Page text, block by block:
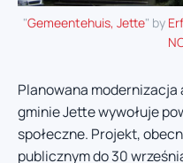
"Gemeentehuis, Jette" by
Planowana
gminie Jette wywołuje
społeczne. Projekt,
publicznym do 30